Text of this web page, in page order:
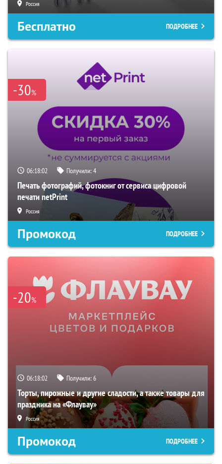
Россия
Бесплатно ПОДРОБНЕЕ
-30%
06:18:02 Получили:4
Печать фотографий, фотокниг от сервиса цифровой
печати netPrint
Россия
Промокод ПОДРОБНЕЕ
-20%
06:18:02 Получили:6
Торты, пирожные и другие сладости, а также товары для
праздника на «Флаувау»
Россия
Промокод ПОДРОБНЕЕ